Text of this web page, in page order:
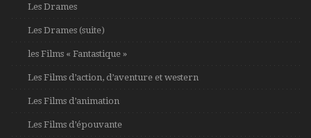
Les Drames
Les Drames (suite)
les Films « Fantastique »
Les Films d’action, d’aventure et western
Les Films d’animation
Les Films d’épouvante